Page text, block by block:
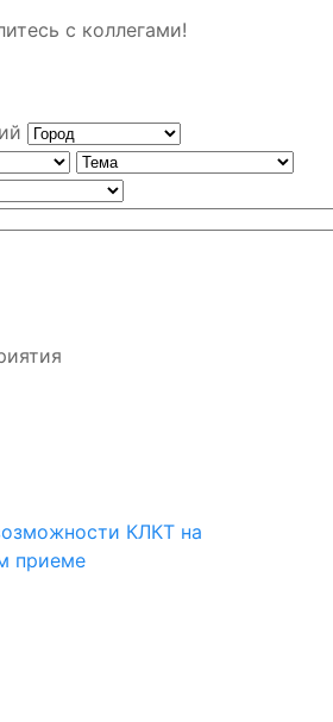
с коллегами!
КЛКТ на
приеме